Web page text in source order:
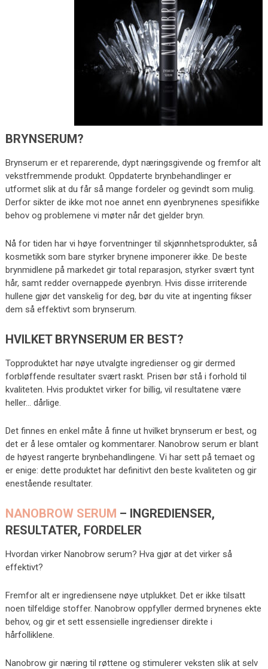
BRYNSERUM?
Brynserum er et reparerende, dypt næringsgivende og fremfor alt
vekstfremmende produkt. Oppdaterte brynbehandlinger er
utformet slik at du får så mange fordeler og gevindt som mulig.
Derfor sikter de ikke mot noe annet enn øyenbrynenes spesifikke
behov og problemene vi møter når det gjelder bryn.
Nå for tiden har vi høye forventninger til skjønnhetsprodukter, så
kosmetikk som bare styrker brynene imponerer ikke. De beste
brynmidlene på markedet gir total reparasjon, styrker svært tynt
hår, samt redder overnappede øyenbryn. Hvis disse irriterende
hullene gjør det vanskelig for deg, bør du vite at ingenting fikser
dem så effektivt som brynserum.
HVILKET BRYNSERUM ER BEST?
Topproduktet har nøye utvalgte ingredienser og gir dermed
forbløffende resultater svært raskt. Prisen bør stå i forhold til
kvaliteten. Hvis produktet virker for billig, vil resultatene være
heller… dårlige.
Det finnes en enkel måte å finne ut hvilket brynserum er best, og
det er å lese omtaler og kommentarer. Nanobrow serum er blant
de høyest rangerte brynbehandlingene. Vi har sett på temaet og
er enige: dette produktet har definitivt den beste kvaliteten og gir
enestående resultater.
NANOBROW SERUM – INGREDIENSER,
RESULTATER, FORDELER
Hvordan virker Nanobrow serum? Hva gjør at det virker så
effektivt?
Fremfor alt er ingrediensene nøye utplukket. Det er ikke tilsatt
noen tilfeldige stoffer. Nanobrow oppfyller dermed brynenes ekte
behov, og gir et sett essensielle ingredienser direkte i
hårfolliklene.
Nanobrow gir næring til røttene og stimulerer veksten slik at selv